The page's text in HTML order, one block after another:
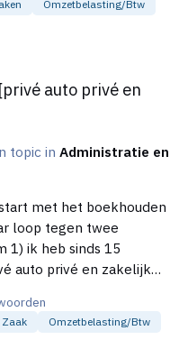
Alvast dank voor de
Omzetbelasting/btw
auto privé en
topic inAdministratie en
loop tegen twee
auto privé en zakelijk
nu
500 euro inclusief btw.
ik dit correct moet
Zaak
Omzetbelasting/btw